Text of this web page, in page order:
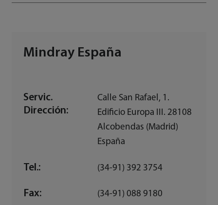
Mindray España
Servic.
Dirección:
Calle San Rafael, 1.
Edificio Europa III. 28108
Alcobendas (Madrid)
España
Tel.: (34-91) 392 3754
Fax: (34-91) 088 9180